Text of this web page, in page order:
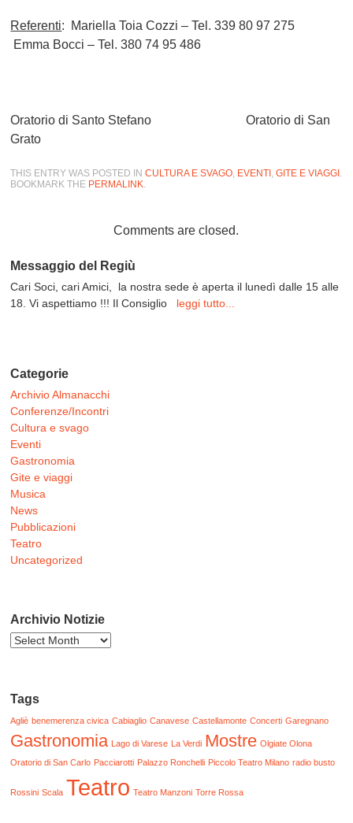
Referenti: Mariella Toia Cozzi – Tel. 339 80 97 275
Emma Bocci – Tel. 380 74 95 486
Oratorio di Santo Stefano Oratorio di San
Grato
THIS ENTRY WAS POSTED INCULTURA E SVAGO, EVENTI ,GITE E VIAGGI .
BOOKMARK THE PERMALINK.
Comments are closed.
Messaggio del Regiù
Cari Soci, cari Amici, la nostra sede è aperta il lunedì dalle 15 alle
18. Vi aspettiamo !!! Il Consiglio leggi tutto...
Categorie
Archivio Almanacchi
Conferenze/Incontri
Cultura e svago
Eventi
Gastronomia
Gite e viaggi
Musica
News
Pubblicazioni
Teatro
Uncategorized
Archivio Notizie
Archivio
Tags
Agliè benemerenza civica Cabiaglio Canavese Castellamonte Concerti Garegnano
Gastronomia Lago di Varese La Verdi Mostre Olgiate Olona
Oratorio di San Carlo Pacciarotti Palazzo Ronchelli Piccolo Teatro Milano radio busto
Rossini Scala Teatro Teatro Manzoni Torre Rossa